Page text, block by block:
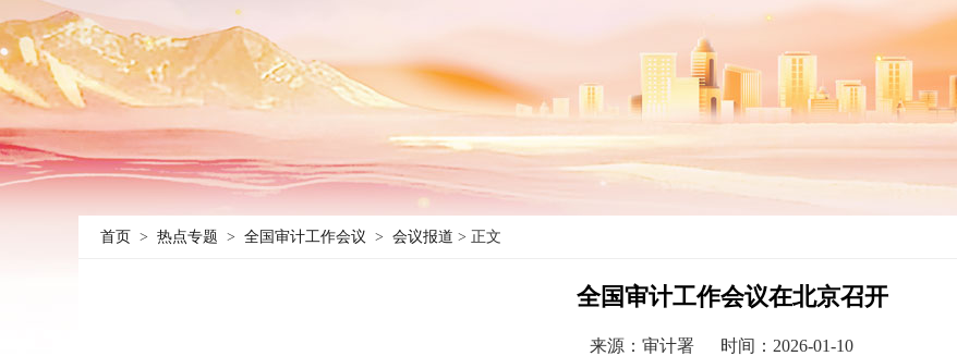
首页 > 热点专题 > 全国审计工作会议 > 会议报道 > 正文
全国审计工作会议在北京召开
来源：审计署 时间：2026-01-10